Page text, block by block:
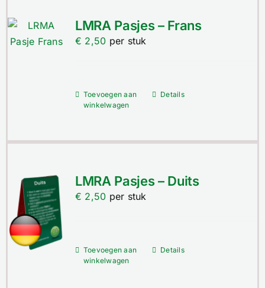
LMRA Pasjes – Frans
€ 2,50 per stuk
Toevoegen aan
winkelwagen
Details
LMRA Pasjes – Duits
€ 2,50 per stuk
Toevoegen aan
winkelwagen
Details